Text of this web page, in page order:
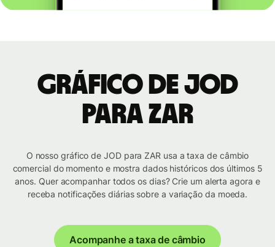
Gráfico de JOD
para ZAR
O nosso gráfico de JOD para ZAR usa a taxa de câmbio
comercial do momento e mostra dados históricos dos últimos 5
anos. Quer acompanhar todos os dias? Crie um alerta agora e
receba notificações diárias sobre a variação da moeda.
Acompanhe a taxa de câmbio